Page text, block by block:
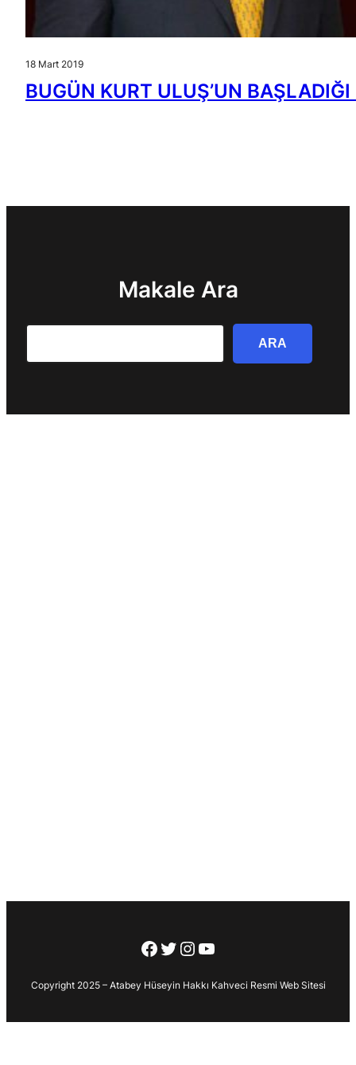
18 Mart 2019
BUGÜN KURT ULUŞ’UN
Makale Ara
ARA
Facebook
Twitter
Instagram
YouTube
Copyright 2025 – Atabey Hüseyin Hakkı Kahveci Resmi Web Sitesi